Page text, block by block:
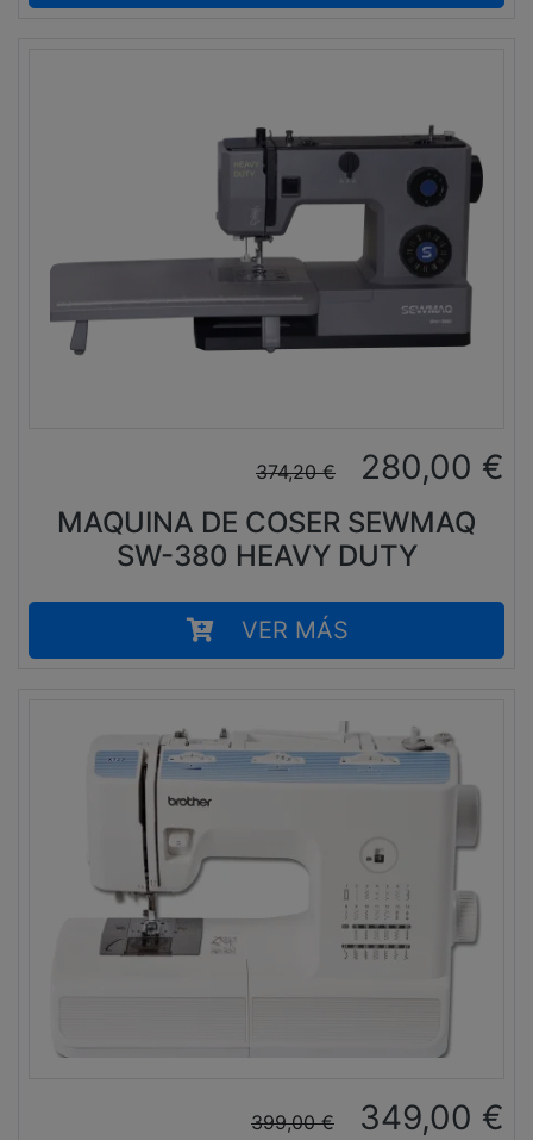
374,20 € 280,00 €
MAQUINA DE COSER SEWMAQ
SW-380 HEAVY DUTY
VER MÁS
399,00 € 349,00 €